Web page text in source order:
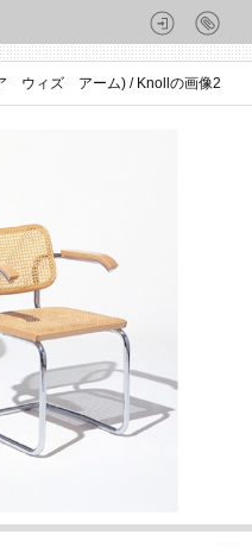
ウィズ アーム) / Knollの画像2